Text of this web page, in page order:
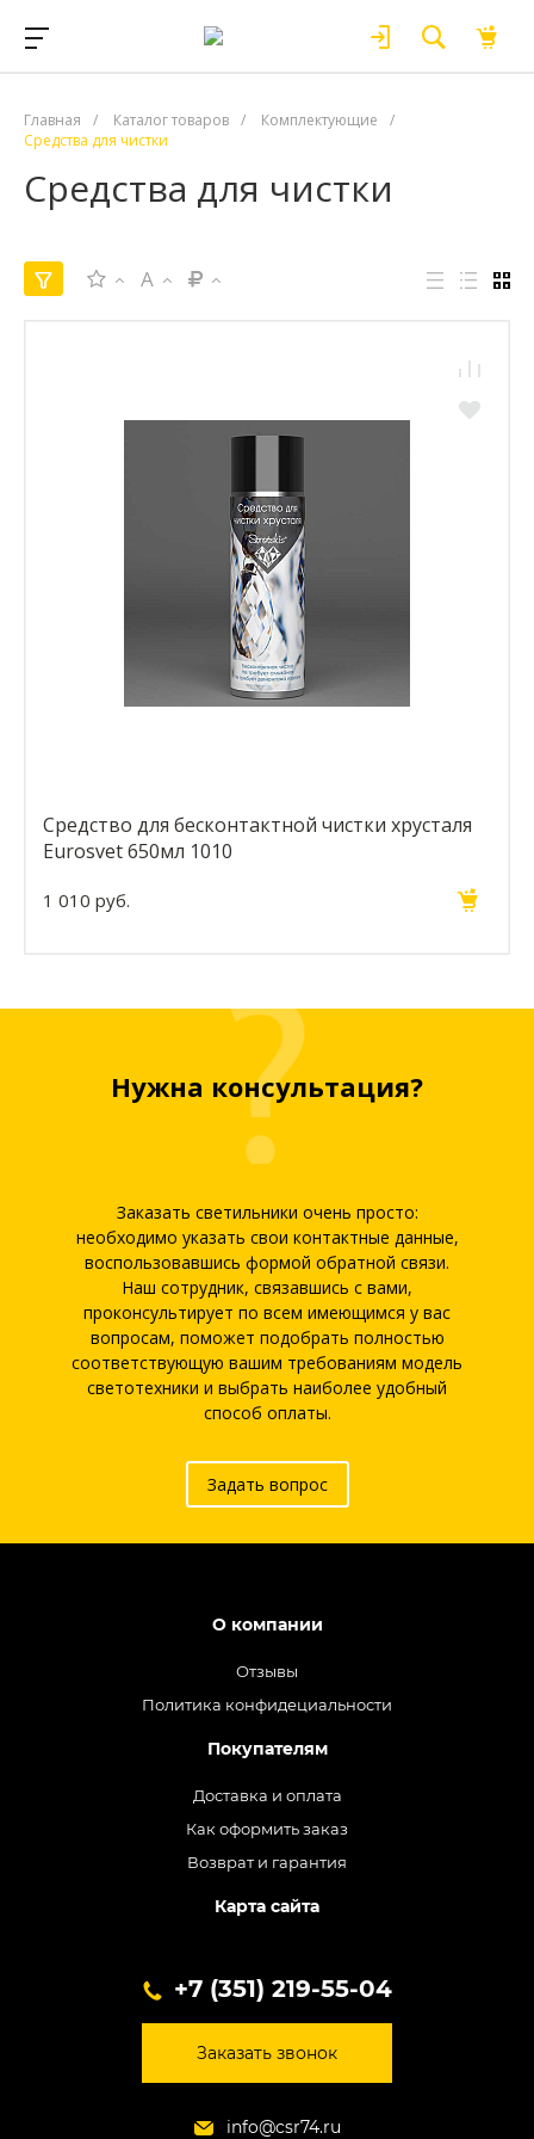
Главная / Каталог товаров / Комплектующие
/
Средства для чистки
Средства для чистки
A
Средство для бесконтактной чистки хрусталя
Eurosvet 650мл 1010
1 010 руб.
Нужна консультация?
Заказать светильники очень просто:
необходимо указать свои контактные данные,
воспользовавшись формой обратной связи.
Наш сотрудник, связавшись с вами,
проконсультирует по всем имеющимся у вас
вопросам, поможет подобрать полностью
соответствующую вашим требованиям модель
светотехники и выбрать наиболее удобный
способ оплаты.
Задать вопрос
О компании
Отзывы
Политика конфидециальности
Покупателям
Доставка и оплата
Как оформить заказ
Возврат и гарантия
Карта сайта
+7 (351) 219-55-04
Заказать звонок
info@csr74.ru